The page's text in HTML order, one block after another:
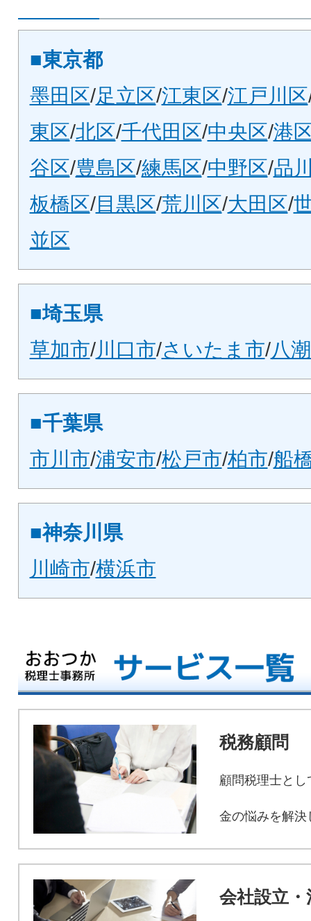
■東京都
墨田区/足立区/江東区/江戸川区
東区/北区/千代田区/中央区/港
谷区/豊島区/練馬区/中野区/品
板橋区/目黒区/荒川区/大田区/
並区
■埼玉県
草加市/川口市/さいたま市/八
■千葉県
市川市/浦安市/松戸市/柏市/船
■神奈川県
川崎市/横浜市
税務顧問
顧問税理士とし
金の悩みを解決
会社設立